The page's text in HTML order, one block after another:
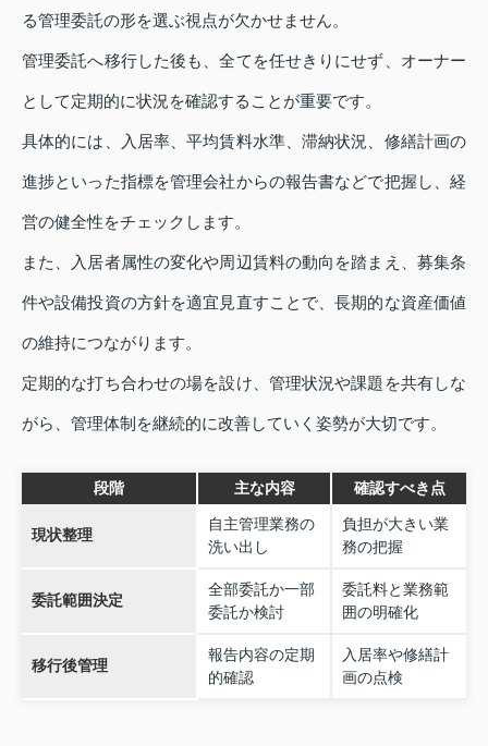
る管理委託の形を選ぶ視点が欠かせません。
管理委託へ移行した後も、全てを任せきりにせず、オーナー
として定期的に状況を確認することが重要です。
具体的には、入居率、平均賃料水準、滞納状況、修繕計画の
進捗といった指標を管理会社からの報告書などで把握し、経
営の健全性をチェックします。
また、入居者属性の変化や周辺賃料の動向を踏まえ、募集条
件や設備投資の方針を適宜見直すことで、長期的な資産価値
の維持につながります。
定期的な打ち合わせの場を設け、管理状況や課題を共有しな
がら、管理体制を継続的に改善していく姿勢が大切です。
段階 主な内容 確認すべき点
現状整理
自主管理業務の
洗い出し
負担が大きい業
務の把握
委託範囲決定
全部委託か一部
委託か検討
委託料と業務範
囲の明確化
移行後管理
報告内容の定期
的確認
入居率や修繕計
画の点検